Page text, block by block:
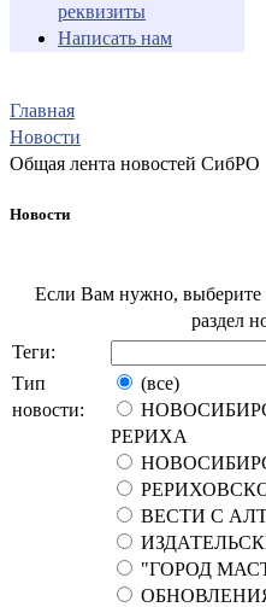
реквизиты
Написать нам
Главная
Новости
Общая лента новостей СибРО
Новости
Если Вам нужно, выберите
раздел
Теги:
Тип
новости:
(все)
РЕРИХА
ВЕСТИ С
"ГОРОД